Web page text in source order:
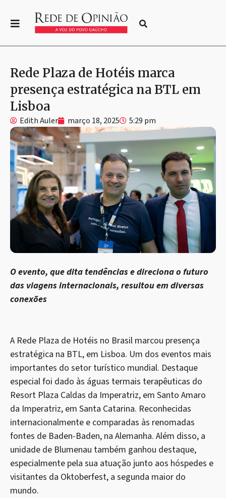
Rede Plaza de Hotéis marca
presença estratégica na BTL em
Lisboa
Edith Auler março 18, 2025 5:29 pm
O evento, que dita tendências e direciona o futuro
das viagens internacionais, resultou em diversas
conexões
A Rede Plaza de Hotéis no Brasil marcou presença
estratégica na BTL, em Lisboa. Um dos eventos mais
importantes do setor turístico mundial. Destaque
especial foi dado às águas termais terapêuticas do
Resort Plaza Caldas da Imperatriz, em Santo Amaro
da Imperatriz, em Santa Catarina. Reconhecidas
internacionalmente e comparadas às renomadas
fontes de Baden-Baden, na Alemanha. Além disso, a
unidade de Blumenau também ganhou destaque,
especialmente pela sua atuação junto aos hóspedes e
visitantes da Oktoberfest, a segunda maior do
mundo.